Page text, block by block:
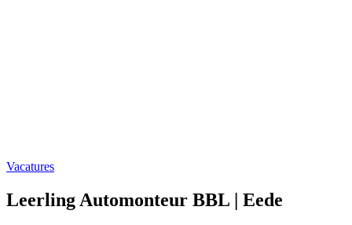
Vacatures
Leerling Automonteur BBL | Eede